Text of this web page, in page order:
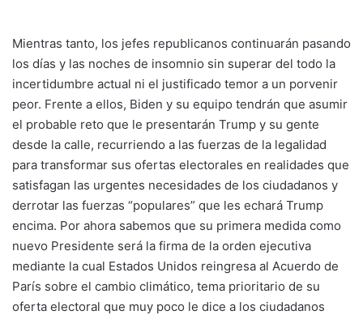
Mientras tanto, los jefes republicanos continuarán pasando
los días y las noches de insomnio sin superar del todo la
incertidumbre actual ni el justificado temor a un porvenir
peor. Frente a ellos, Biden y su equipo tendrán que asumir
el probable reto que le presentarán Trump y su gente
desde la calle, recurriendo a las fuerzas de la legalidad
para transformar sus ofertas electorales en realidades que
satisfagan las urgentes necesidades de los ciudadanos y
derrotar las fuerzas “populares” que les echará Trump
encima. Por ahora sabemos que su primera medida como
nuevo Presidente será la firma de la orden ejecutiva
mediante la cual Estados Unidos reingresa al Acuerdo de
París sobre el cambio climático, tema prioritario de su
oferta electoral que muy poco le dice a los ciudadanos